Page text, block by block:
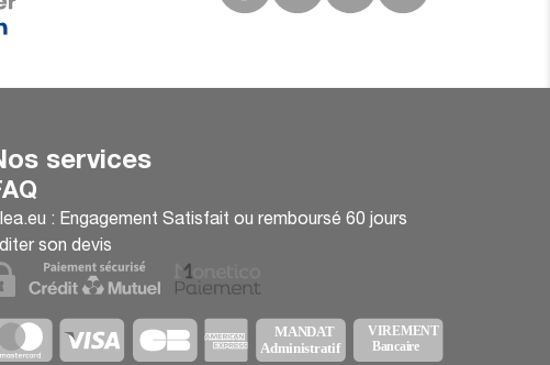
services
: Engagement Satisfait ou remboursé 60 jours
son devis